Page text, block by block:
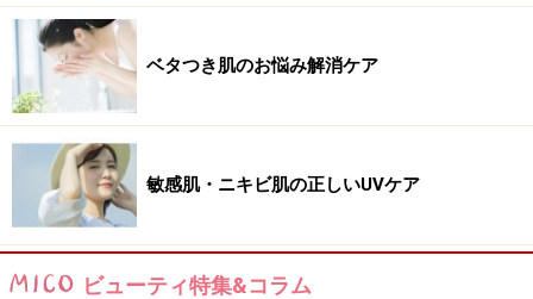
ベタつき肌のお悩み解消ケア
敏感肌・ニキビ肌の正しいUVケア
ビューティ特集&コラム